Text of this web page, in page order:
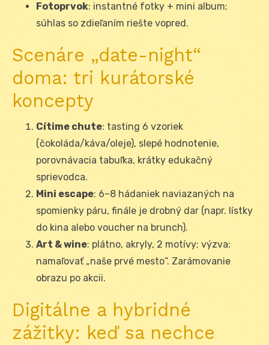
Fotoprvok: instantné fotky + mini album;
súhlas so zdieľaním riešte vopred.
Scenáre „date-night“
doma: tri kurátorské
koncepty
Cítime chute: tasting 6 vzoriek
(čokoláda/káva/oleje), slepé hodnotenie,
porovnávacia tabuľka, krátky edukačný
sprievodca.
Mini escape: 6–8 hádaniek naviazaných na
spomienky páru, finále je drobný dar (napr. lístky
do kina alebo voucher na brunch).
Art & wine: plátno, akryly, 2 motívy; výzva:
namaľovať „naše prvé mesto“. Zarámovanie
obrazu po akcii.
Digitálne a hybridné
zážitky: keď sa nechce